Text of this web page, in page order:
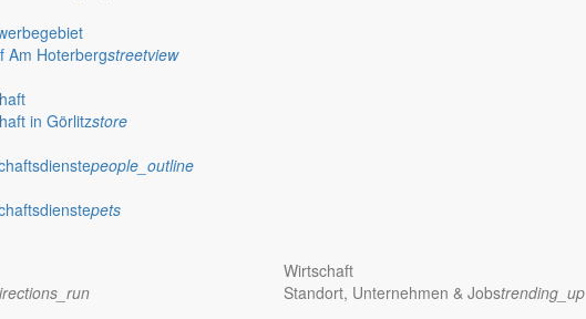
Am Hoterbergstreetview
in Görlitzstore
people_outline
pets
Wirtschaft
Standort, Unternehmen & Jobstrending_up